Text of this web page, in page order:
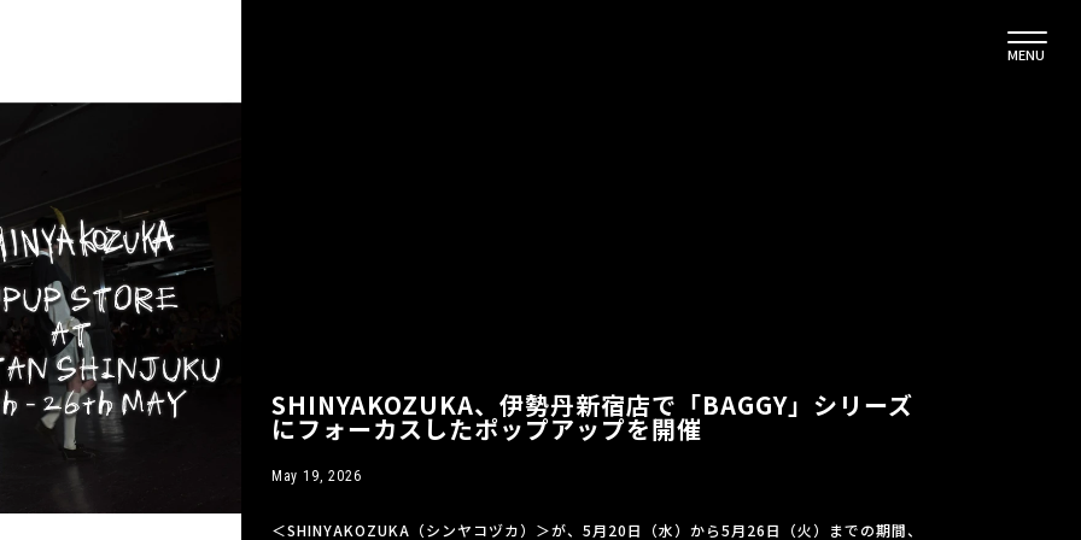
MENU
SHINYAKOZUKA、伊勢丹新宿店で「BAGGY」シリーズ
にフォーカスしたポップアップを開催
May 19, 2026
＜SHINYAKOZUKA（シンヤコヅカ）＞が、5月20日（水）から5月26日（火）までの期間、